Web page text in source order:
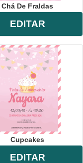
Chá De Fraldas
EDITAR
Cupcakes
EDITAR